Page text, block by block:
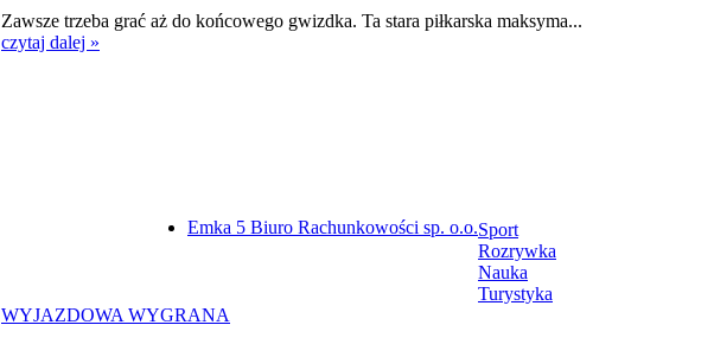
Zawsze trzeba grać aż do końcowego gwizdka. Ta stara piłkarska maksyma...
czytaj dalej »
Emka 5 Biuro Rachunkowości sp. o.o.Sport
Rozrywka
Nauka
Turystyka
WYJAZDOWA WYGRANA